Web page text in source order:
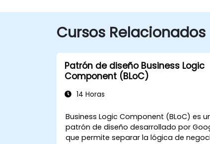
Cursos Relacionados
Patrón de diseño Business Logic
Component (BLoC)
14 Horas
Business Logic Component (BLoC) es
patrón de diseño desarrollado por
que permite separar la lógica de